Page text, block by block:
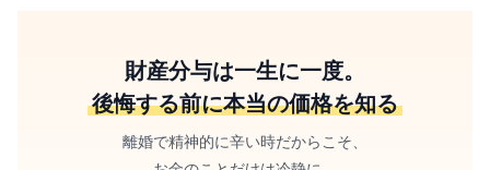
財産分与は一生に一度。
後悔する前に本当の価格を知る
離婚で精神的に辛い時だからこそ、